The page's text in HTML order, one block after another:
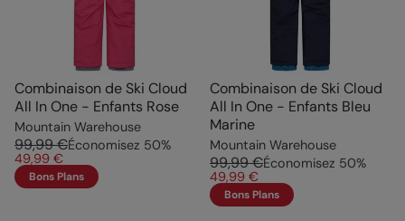
Combinaison de Ski Cloud
All In One - Enfants Rose
Mountain Warehouse
99,99 €Économisez 50%
49,99 €
Bons Plans
Combinaison de Ski Cloud
All In One - Enfants Bleu
Marine
Mountain Warehouse
99,99 €Économisez 50%
49,99 €
Bons Plans